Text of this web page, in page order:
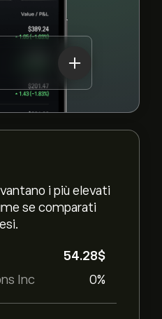
i più elevati
se comparati
Inc
54.28‎$‎
0%